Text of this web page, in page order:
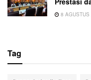
8 AGUSTUS
Tag